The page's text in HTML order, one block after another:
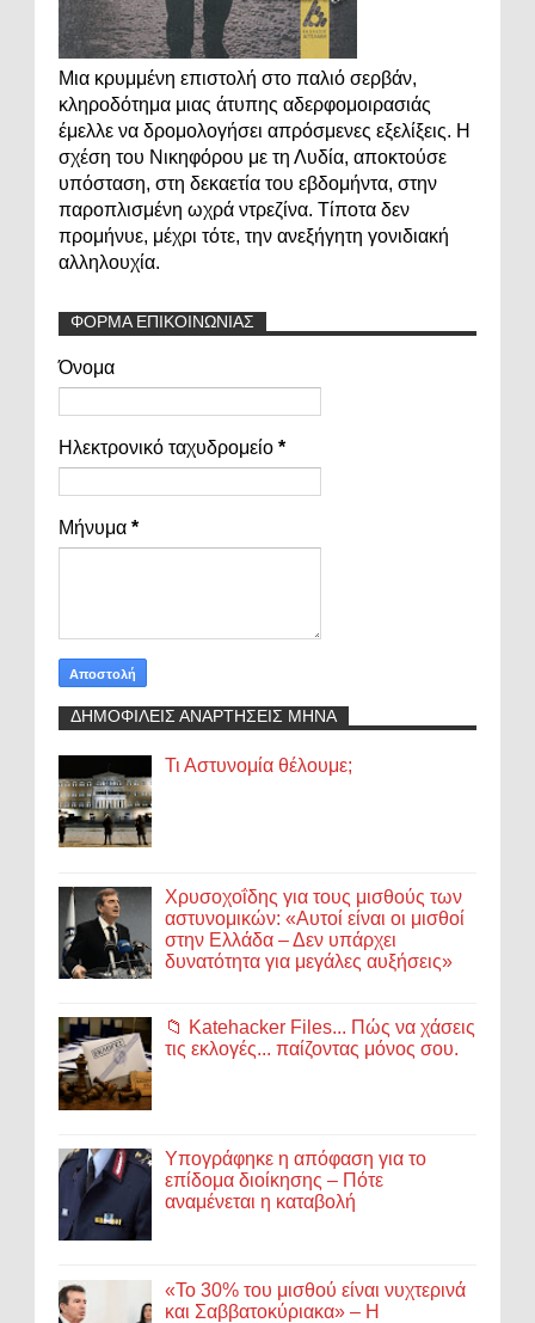
Μια κρυμμένη επιστολή στο παλιό σερβάν,
κληροδότημα μιας άτυπης αδερφομοιρασιάς
έμελλε να δρομολογήσει απρόσμενες εξελίξεις. Η
σχέση του Νικηφόρου με τη Λυδία, αποκτούσε
υπόσταση, στη δεκαετία του εβδομήντα, στην
παροπλισμένη ωχρά ντρεζίνα. Τίποτα δεν
προμήνυε, μέχρι τότε, την ανεξήγητη γονιδιακή
αλληλουχία.
ΦΟΡΜΑ ΕΠΙΚΟΙΝΩΝΙΑΣ
Όνομα
Ηλεκτρονικό ταχυδρομείο *
Μήνυμα *
ΔΗΜΟΦΙΛΕΙΣ ΑΝΑΡΤΗΣΕΙΣ ΜΗΝΑ
Τι Αστυνομία θέλουμε;
Χρυσοχοΐδης για τους μισθούς των
αστυνομικών: «Αυτοί είναι οι μισθοί
στην Ελλάδα – Δεν υπάρχει
δυνατότητα για μεγάλες αυξήσεις»
📁 Katehacker Files... Πώς να χάσεις
τις εκλογές... παίζοντας μόνος σου.
Υπογράφηκε η απόφαση για το
επίδομα διοίκησης – Πότε
αναμένεται η καταβολή
«Το 30% του μισθού είναι νυχτερινά
και Σαββατοκύριακα» – Η